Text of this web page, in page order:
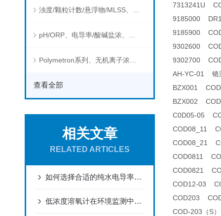
查看全部
相关文章
RELATED ARTICLES
如何选择合适的纯水电导率分析仪
低浓度溶氧计在环境监测中有哪些应用？
7313241U
9185000
9185900 COD
9302600
9302700
AH-YC-01 铬
BZX001
BZX002
C0D05-05
COD08_11
COD08_21
COD0811
COD0821
COD12-03
COD203
COD-203（S